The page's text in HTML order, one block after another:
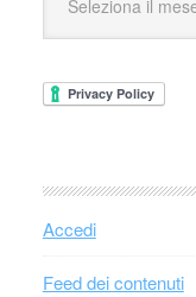
Accedi
Feed dei contenuti